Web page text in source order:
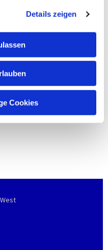
Details zeigen
Cookies